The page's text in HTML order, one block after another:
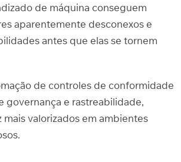
de máquina conseguem
aparentemente desconexos e
antes que elas se tornem
de controles de conformidade
governança e rastreabilidade,
mais valorizados em ambientes